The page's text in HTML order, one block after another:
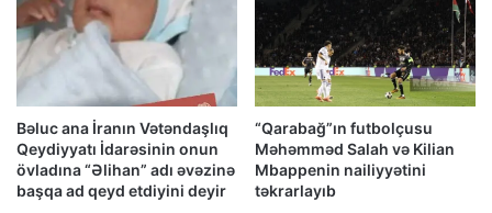
Bəluc ana İranın Vətəndaşlıq
Qeydiyyatı İdarəsinin onun
övladına “Əlihan” adı əvəzinə
başqa ad qeyd etdiyini deyir
“Qarabağ”ın futbolçusu
Məhəmməd Salah və Kilian
Mbappenin nailiyyətini
təkrarlayıb